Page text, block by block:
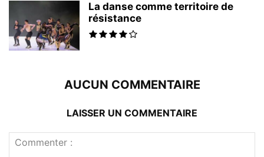
La danse comme territoire de
résistance
AUCUN COMMENTAIRE
LAISSER UN COMMENTAIRE